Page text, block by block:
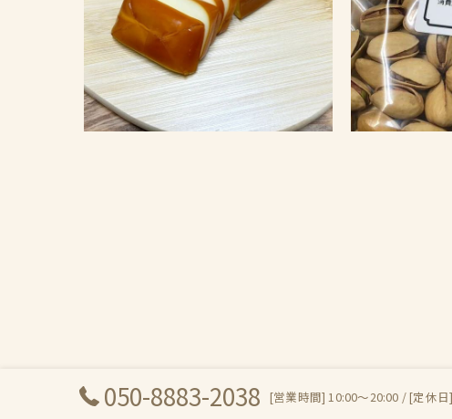
050-8883-2038 [営業時間] 10:00～20:00 / [定休日